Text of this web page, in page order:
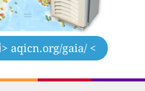
> aqicn.org/gaia/ <